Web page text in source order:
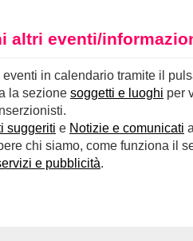
altri eventi/
eventi in calendario tramite il
la sezione soggetti e luoghi per
suggeriti e Notizie e comunicati
chi siamo, come funziona il
e pubblicità.